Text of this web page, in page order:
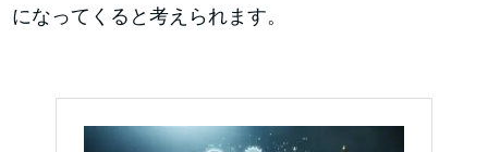
になってくると考えられます。